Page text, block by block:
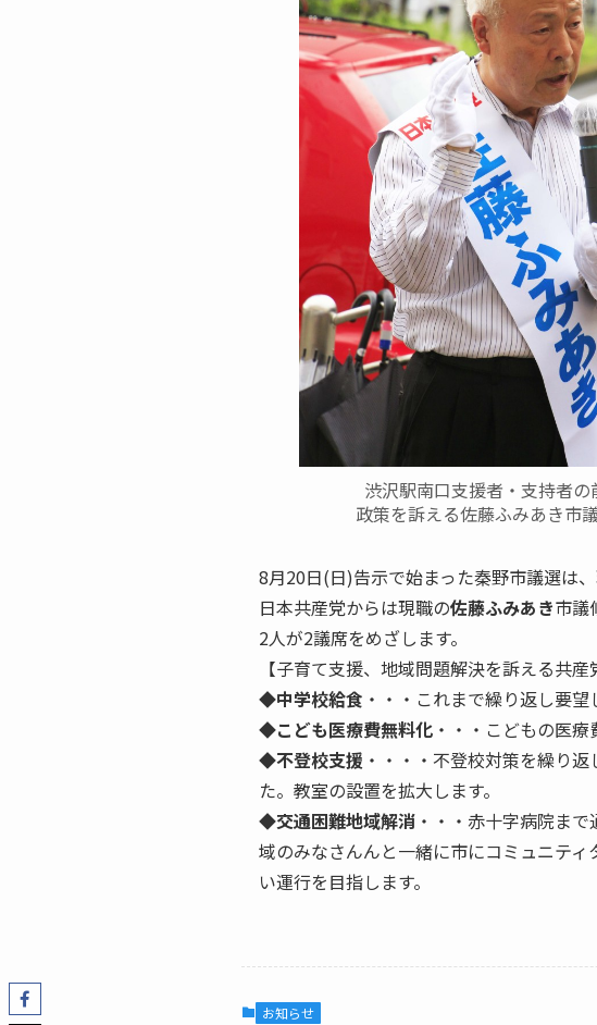
渋沢駅南口支援者・支持者の
政策を訴える佐藤ふみあき市
8月20日(日)告示で始まった秦野市議選は
日本共産党からは現職の佐藤ふみあき市議
2人が2議席をめざします。
【子育て支援、地域問題解決を訴える共産
◆中学校給食 ・・・これまで繰り返し要
◆こども医療費無料化 ・・・こどもの医
◆不登校支援 ・・・・不登校対策を繰り
た。教室の設置を拡大します。
◆交通困難地域解消 ・・・赤十字病院ま
域のみなさんんと一緒に市にコミュニテ
い運行を目指します。
お知らせ